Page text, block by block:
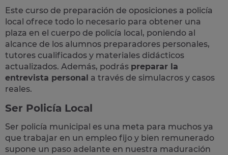
Este curso de preparación de oposiciones a policía
local ofrece todo lo necesario para obtener una
plaza en el cuerpo de policía local, poniendo al
alcance de los alumnos preparadores personales,
tutores cualificados y materiales didácticos
actualizados. Además, podrás preparar la
entrevista personal a través de simulacros y casos
reales.
Ser Policía Local
Ser policía municipal es una meta para muchos ya
que trabajar en un empleo fijo y bien remunerado
supone un paso adelante en nuestra maduración